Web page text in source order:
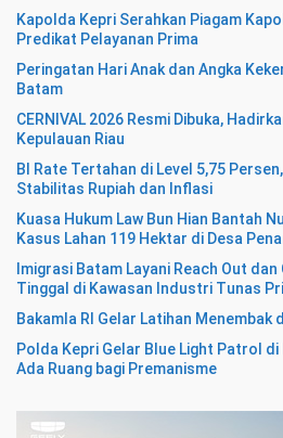
Kapolda Kepri Serahkan Piagam
Predikat Pelayanan Prima
Peringatan Hari Anak dan Angka
Batam
CERNIVAL 2026 Resmi Dibuka,
Kepulauan Riau
BI Rate Tertahan di Level 5,75
Stabilitas Rupiah dan Inflasi
Kuasa Hukum Law Bun Hian Bantah
Kasus Lahan 119 Hektar di Desa
Imigrasi Batam Layani Reach Out
Tinggal di Kawasan Industri Tunas
Bakamla RI Gelar Latihan Menembak
Polda Kepri Gelar Blue Light Patrol
Ada Ruang bagi Premanisme